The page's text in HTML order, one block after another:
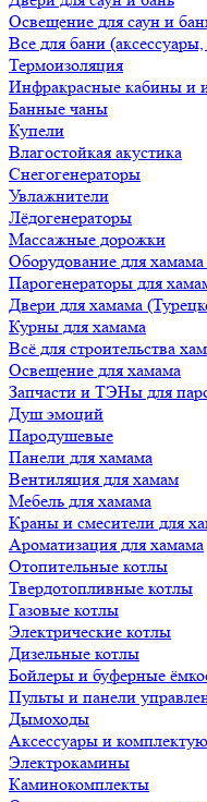
Освещение для саун и
Все для бани
Термоизоляция
Инфракрасные кабины и
Банные чаны
Купели
Влагостойкая акустика
Снегогенераторы
Увлажнители
Лёдогенераторы
Массажные дорожки
Оборудование для
Парогенераторы для
Двери для хамама
Курны для хамама
Всё для строительства
Освещение для хамама
Запчасти и ТЭНы для
Душ эмоций
Пародушевые
Панели для хамама
Вентиляция для хамам
Мебель для хамама
Краны и смесители для
Ароматизация для хамама
Отопительные котлы
Твердотопливные котлы
Газовые котлы
Электрические котлы
Дизельные котлы
Бойлеры и буферные
Пульты и панели
Дымоходы
Аксессуары и
Электрокамины
Каминокомплекты